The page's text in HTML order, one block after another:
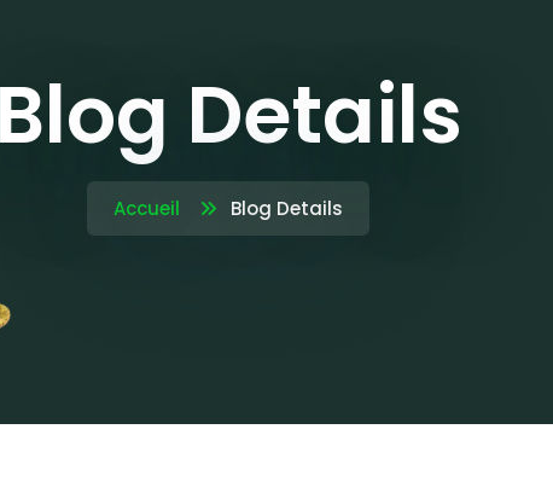
Blog Details
Accueil Blog Details